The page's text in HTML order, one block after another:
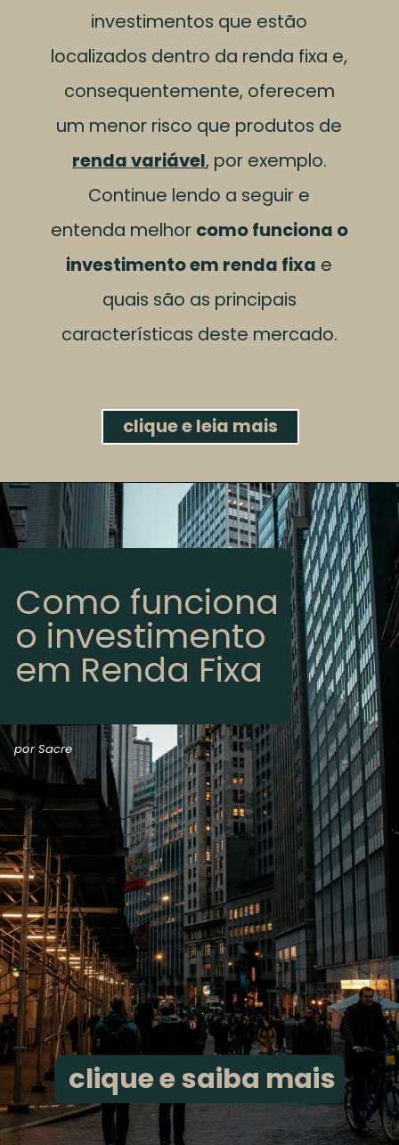
investimentos que estão
localizados dentro da renda fixa e,
consequentemente, oferecem
um menor risco que produtos de
renda variável, por exemplo.
Continue lendo a seguir e
entenda melhor como funciona o
investimento em renda fixa e
quais são as principais
características deste mercado.
clique e leia mais
por Sacre
Como funciona
o investimento
em Renda Fixa
clique e saiba mais